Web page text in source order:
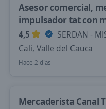
Asesor comercial,
impulsador tat con
4,5
SERDAN -
Cali, Valle del Cauca
Hace 2 días
Mercaderista Canal